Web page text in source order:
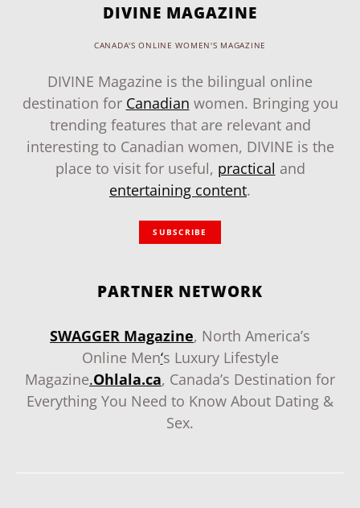
DIVINE MAGAZINE
CANADA'S ONLINE WOMEN'S MAGAZINE
DIVINE Magazine is the bilingual online
destination for Canadian women. Bringing you
trending features that are relevant and
interesting to Canadian women, DIVINE is the
place to visit for useful, practical and
entertaining content.
SUBSCRIBE
PARTNER NETWORK
SWAGGER Magazine, North America’s
Online Men‘s Luxury Lifestyle
Magazine.Ohlala.ca, Canada’s Destination for
Everything You Need to Know About Dating &
Sex.